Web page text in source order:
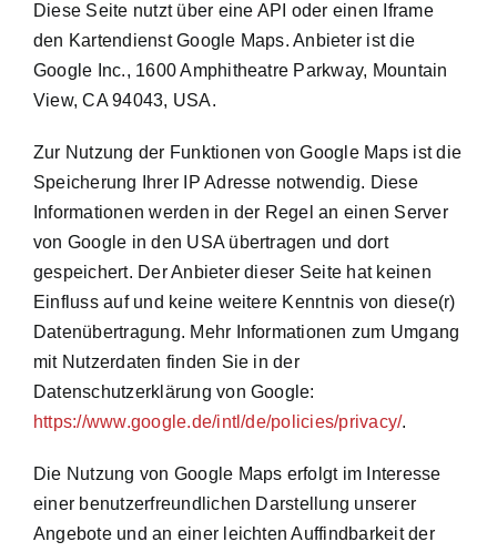
Diese Seite nutzt über eine API oder einen Iframe
den Kartendienst Google Maps. Anbieter ist die
Google Inc., 1600 Amphitheatre Parkway, Mountain
View, CA 94043, USA.
Zur Nutzung der Funktionen von Google Maps ist die
Speicherung Ihrer IP Adresse notwendig. Diese
Informationen werden in der Regel an einen Server
von Google in den USA übertragen und dort
gespeichert. Der Anbieter dieser Seite hat keinen
Einfluss auf und keine weitere Kenntnis von diese(r)
Datenübertragung. Mehr Informationen zum Umgang
mit Nutzerdaten finden Sie in der
Datenschutzerklärung von Google:
https://www.google.de/intl/de/policies/privacy/.
Die Nutzung von Google Maps erfolgt im Interesse
einer benutzerfreundlichen Darstellung unserer
Angebote und an einer leichten Auffindbarkeit der